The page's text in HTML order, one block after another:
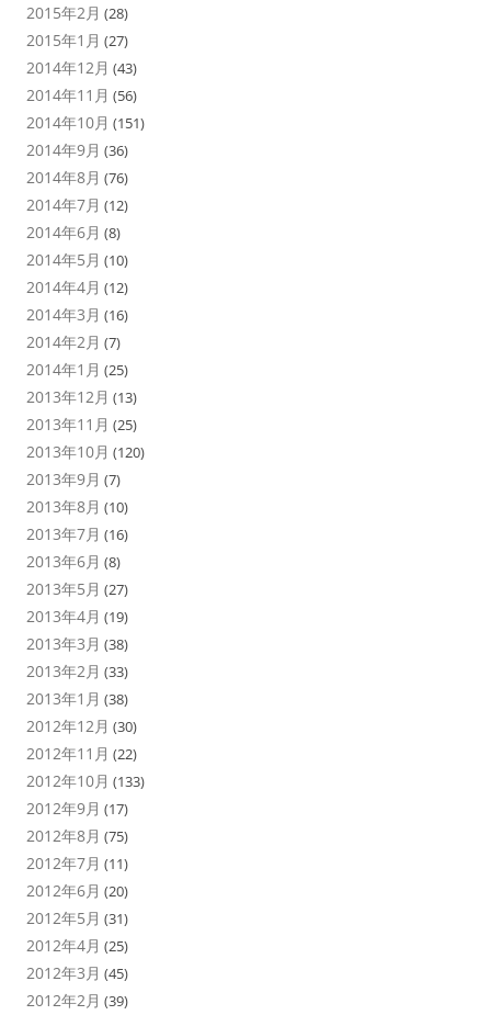
2015年2月 (28)
2015年1月 (27)
2014年12月 (43)
2014年11月 (56)
2014年10月 (151)
2014年9月 (36)
2014年8月 (76)
2014年7月 (12)
2014年6月 (8)
2014年5月 (10)
2014年4月 (12)
2014年3月 (16)
2014年2月 (7)
2014年1月 (25)
2013年12月 (13)
2013年11月 (25)
2013年10月 (120)
2013年9月 (7)
2013年8月 (10)
2013年7月 (16)
2013年6月 (8)
2013年5月 (27)
2013年4月 (19)
2013年3月 (38)
2013年2月 (33)
2013年1月 (38)
2012年12月 (30)
2012年11月 (22)
2012年10月 (133)
2012年9月 (17)
2012年8月 (75)
2012年7月 (11)
2012年6月 (20)
2012年5月 (31)
2012年4月 (25)
2012年3月 (45)
2012年2月 (39)